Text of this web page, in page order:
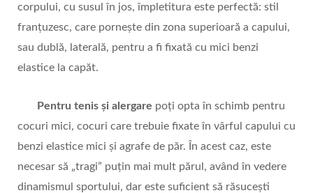
corpului, cu susul în jos, împletitura este perfectă: stil
franțuzesc, care pornește din zona superioară a capului,
sau dublă, laterală, pentru a fi fixată cu mici benzi
elastice la capăt.
Pentru tenis și alergare poți opta în schimb pentru
cocuri mici, cocuri care trebuie fixate în vârful capului cu
benzi elastice mici și agrafe de păr. În acest caz, este
necesar să „tragi” puțin mai mult părul, având în vedere
dinamismul sportului, dar este suficient să răsucești